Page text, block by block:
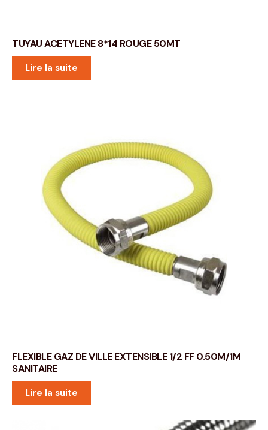
TUYAU ACETYLENE 8*14 ROUGE 50MT
Lire la suite
FLEXIBLE GAZ DE VILLE EXTENSIBLE 1/2 FF 0.50M/1M
SANITAIRE
Lire la suite